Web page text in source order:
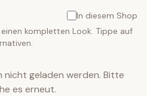
In diesem Shop
kompletten Look. Tippe auf
nicht geladen werden. Bitte
es erneut.